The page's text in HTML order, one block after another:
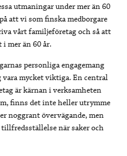
utmaningar under mer än 60
att vi som finska medborgare
vårt familjeföretag och så att
i mer än 60 år.
personliga engagemang
vara mycket viktiga. En central
är kärnan i verksamheten
finns det inte heller utrymme
noggrant övervägande, men
när saker och